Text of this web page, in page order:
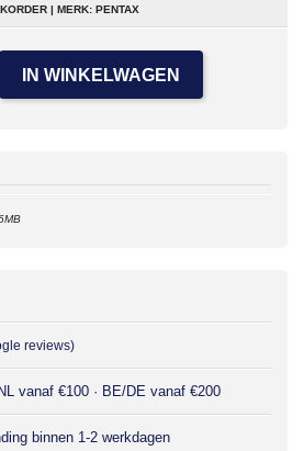
| MERK: PENTAX
IN WINKELWAGEN
reviews)
vanaf €100 · BE/DE vanaf €200
binnen 1-2 werkdagen